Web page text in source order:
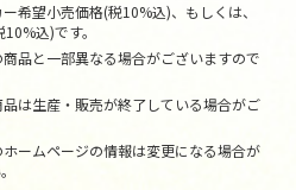
希望小売価格(税10%込)、もしくは、
込)です。
品と一部異なる場合がございますので
は生産・販売が終了している場合がご
ームページの情報は変更になる場合が